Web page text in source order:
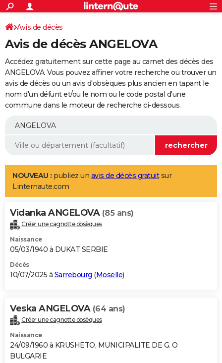
ACTUALITÉS
Politique
Société
Faits Divers
Education
Monde
Villes
+
SPORT
Coupe du monde 2026
Football
Tennis
Cyclisme
Rugby
Forum
Programme TV
TNT
Streaming
Cinéma
Sorties cinéma
Musique
+
FINANCE
Retraite
Epargne
Immobilier
Risques naturels par ville
Banque
Assurance
AUTO
Essais
Réserver un essai
Citadines
Berlines
SUV
Forum auto
+
Mobiles
Meilleur smartphone
Internet
Ordinateurs
Jeux vidéo
Guide high-tech
Aménagement intérieur
LIFESTYLE
Art de vivre
Bien-être
Loisirs
Mode
Modes de vie
Alimentation
Guide de la santé
Maladies
Médicaments
Sommeil
VOYAGE
Destinations
City break
Voyage nature
Voyage de noces
Forum
Climat
+PHOTO
GUIDES D'ACHAT
BONS PLANS
Carte de Noël
Carte Bonne année
Carte Saint-Valentin
Carte Pâques
Carte d'anniversaire
DICTIONNAIRE
Dictionnaire
Biographies
Citations
Expressions
Proverbes
PROGRAMME TV
COPAINS D'AVANT
Avis de décès
Avis de décès ANGELOVA
Accédez gratuitement sur cette page au carnet des décès des
ANGELOVA. Vous pouvez affiner votre recherche ou trouver un
avis de décès ou un avis d'obsèques plus ancien en tapant le
nom d'un défunt et/ou le nom ou le code postal d'une
commune dans le moteur de recherche ci-dessous.
NOUVEAU : publiez un avis de décès gratuitsur
Linternaute.com
Vidanka ANGELOVA (85 ans)
Créer une cagnotte obsèques
Naissance
05/03/1940 à DUKAT SERBIE
Décès
10/07/2025 à Sarrebourg (Moselle)
Veska ANGELOVA (64 ans)
Créer une cagnotte obsèques
Naissance
24/09/1960 à KRUSHETO, MUNICIPALITE DE G. O
BULGARIE